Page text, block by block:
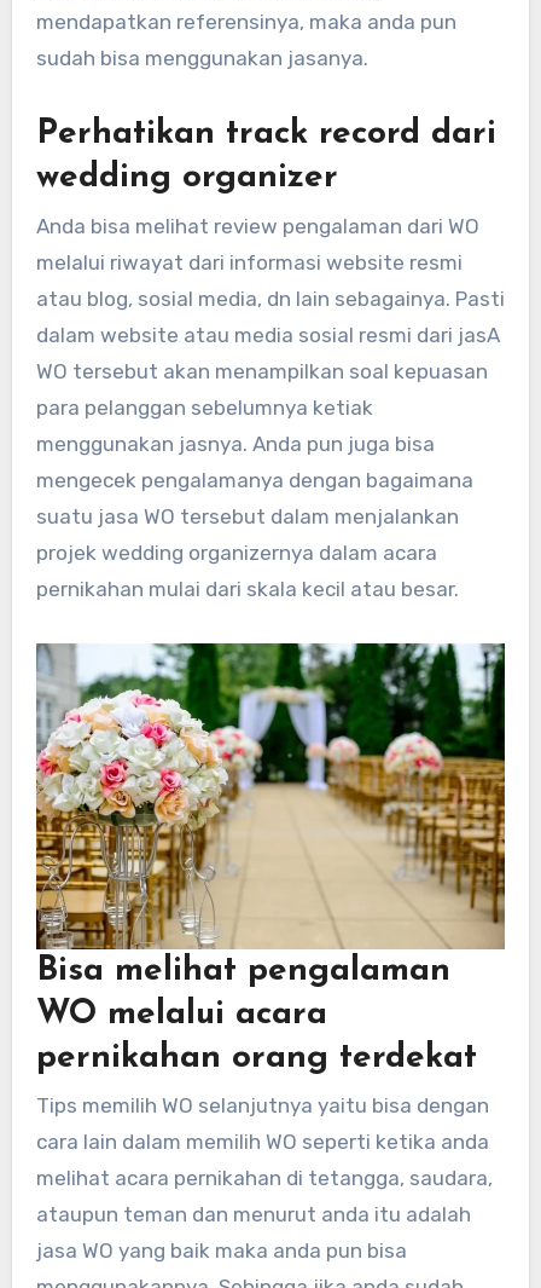
mendapatkan referensinya, maka anda pun
sudah bisa menggunakan jasanya.
Perhatikan track record dari
wedding organizer
Anda bisa melihat review pengalaman dari WO
melalui riwayat dari informasi website resmi
atau blog, sosial media, dn lain sebagainya. Pasti
dalam website atau media sosial resmi dari jasA
WO tersebut akan menampilkan soal kepuasan
para pelanggan sebelumnya ketiak
menggunakan jasnya. Anda pun juga bisa
mengecek pengalamanya dengan bagaimana
suatu jasa WO tersebut dalam menjalankan
projek wedding organizernya dalam acara
pernikahan mulai dari skala kecil atau besar.
Bisa melihat pengalaman
WO melalui acara
pernikahan orang terdekat
Tips memilih WO selanjutnya yaitu bisa dengan
cara lain dalam memilih WO seperti ketika anda
melihat acara pernikahan di tetangga, saudara,
ataupun teman dan menurut anda itu adalah
jasa WO yang baik maka anda pun bisa